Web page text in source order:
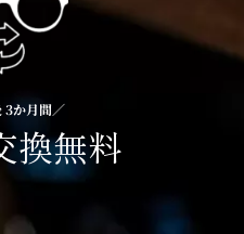
3か月間／
換無料